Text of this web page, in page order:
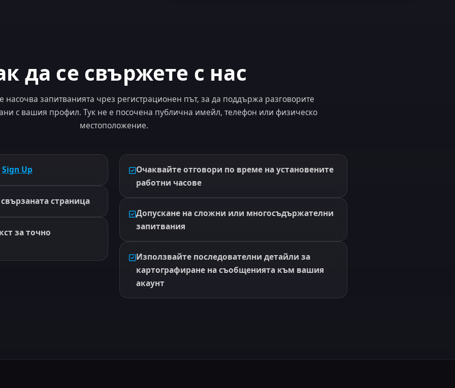
да се свържете с нас
запитванията чрез регистрационен път, за да поддържа разговорите
с вашия профил. Тук не е посочена публична имейл, телефон или физическо
местоположение.
Sign Up
страница
за точно
Очаквайте отговори по време на установените
работни часове
Допускане на сложни или многосъдържателни
запитвания
Използвайте последователни детайли за
картографиране на съобщенията към вашия
акаунт